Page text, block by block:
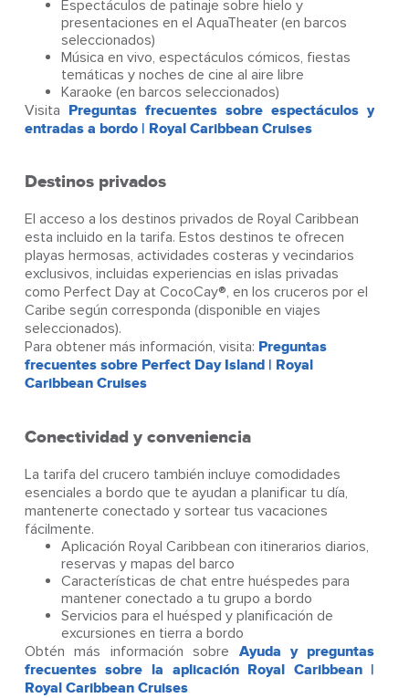
Espectáculos de patinaje sobre hielo y
presentaciones en el AquaTheater (en barcos
seleccionados)
Música en vivo, espectáculos cómicos, fiestas
temáticas y noches de cine al aire libre
Karaoke (en barcos seleccionados)
Visita Preguntas frecuentes sobre espectáculos y
entradas a bordo | Royal Caribbean Cruises
Destinos privados
El acceso a los destinos privados de Royal Caribbean
esta incluido en la tarifa. Estos destinos te ofrecen
playas hermosas, actividades costeras y vecindarios
exclusivos, incluidas experiencias en islas privadas
como Perfect Day at CocoCay®, en los cruceros por el
Caribe según corresponda (disponible en viajes
seleccionados).
Para obtener más información, visita: Preguntas
frecuentes sobre Perfect Day Island | Royal
Caribbean Cruises
Conectividad y conveniencia
La tarifa del crucero también incluye comodidades
esenciales a bordo que te ayudan a planificar tu día,
mantenerte conectado y sortear tus vacaciones
fácilmente.
Aplicación Royal Caribbean con itinerarios diarios,
reservas y mapas del barco
Características de chat entre huéspedes para
mantener conectado a tu grupo a bordo
Servicios para el huésped y planificación de
excursiones en tierra a bordo
Obtén más información sobre Ayuda y preguntas
frecuentes sobre la aplicación Royal Caribbean |
Royal Caribbean Cruises